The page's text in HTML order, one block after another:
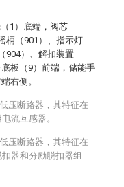
1）底端，阀芯
柄（901）、指示灯
904）、解扣装置
板（9）前端，储能手
右侧。
压断路器，其特征在
流互感器。
压断路器，其特征在
器和分励脱扣器组